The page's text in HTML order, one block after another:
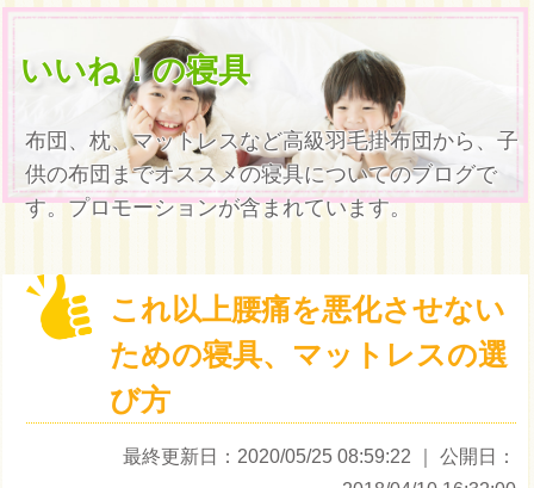
いいね！の寝具
布団、枕、マットレスなど高級羽毛掛布団から、子
供の布団までオススメの寝具についてのブログで
す。プロモーションが含まれています。
これ以上腰痛を悪化させない
ための寝具、マットレスの選
び方
最終更新日：2020/05/25 08:59:22 ｜ 公開日：